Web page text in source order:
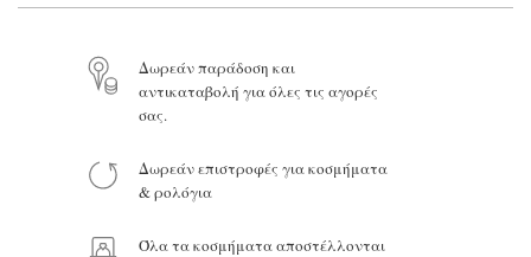
Δωρεάν παράδοση και
αντικαταβολή για όλες τις αγορές
σας.
Δωρεάν επιστροφές για κοσμήματα
& ρολόγια
Όλα τα κοσμήματα αποστέλλονται